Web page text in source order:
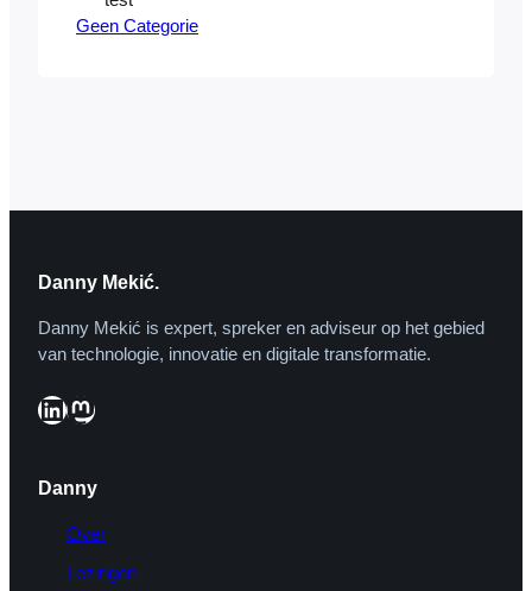
Geen Categorie
Danny Mekić.
Danny Mekić is expert, spreker en adviseur op het gebied
van technologie, innovatie en digitale transformatie.
LinkedIn Mastodon
Danny
Over
Lezingen